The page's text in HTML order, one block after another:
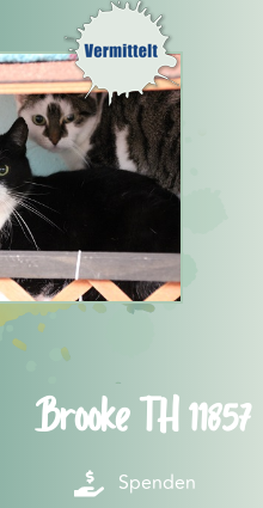
Brooke TH 11857
Spenden